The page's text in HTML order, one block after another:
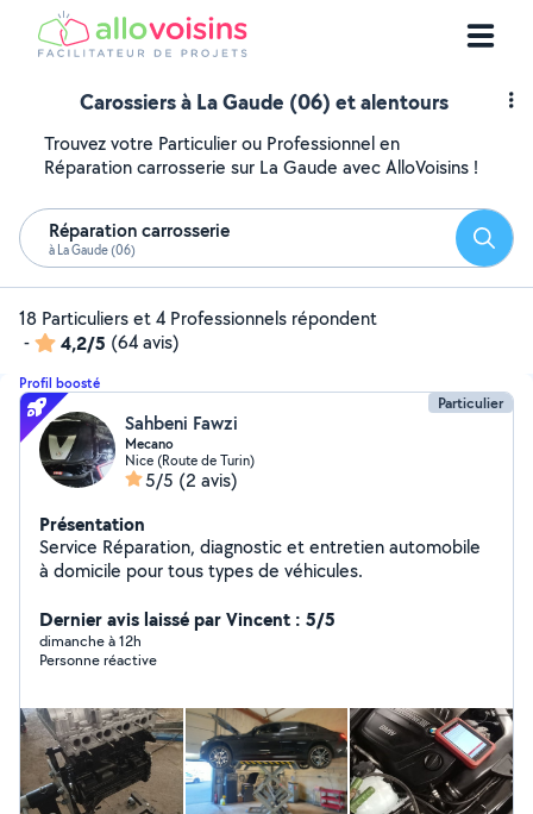
Carossiers à La Gaude (06) et alentours
Trouvez votre Particulier ou Professionnel en
Réparation carrosserie sur La Gaude avec AlloVoisins !
Réparation carrosserie
à La Gaude (06)
18 Particuliers et 4 Professionnels répondent
-
4,2/5 (64 avis)
Profil boosté
Particulier
Sahbeni Fawzi
Mecano
Nice (Route de Turin)
5/5 (2 avis)
Présentation
Service Réparation, diagnostic et entretien automobile
à domicile pour tous types de véhicules.
Dernier avis laissé par Vincent : 5/5
dimanche à 12h
Personne réactive